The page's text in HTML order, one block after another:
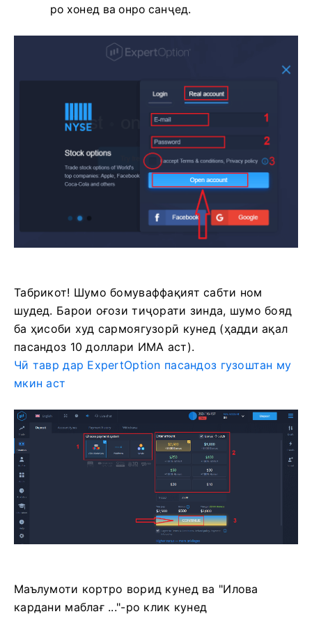
ро хонед ва онро санҷед.
Табрикот! Шумо бомуваффақият сабти ном
шудед. Барои оғози тиҷорати зинда, шумо бояд
ба ҳисоби худ сармоягузорӣ кунед (ҳадди ақал
пасандоз 10 доллари ИМА аст).
Чӣ тавр дар ExpertOption пасандоз гузоштан му
мкин аст
Маълумоти кортро ворид кунед ва "Илова
кардани маблағ ..."-ро клик кунед